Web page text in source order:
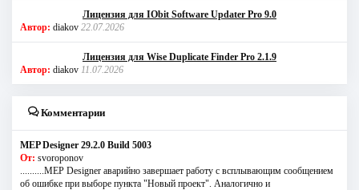
Лицензия для IObit Software Updater Pro 9.0
Автор: diakov 22.07.2026
Лицензия для Wise Duplicate Finder Pro 2.1.9
Автор: diakov 11.07.2026
Комментарии
MEP Designer 29.2.0 Build 5003
От: svoroponov
..........MEP Designer аварийно завершает работу с всплывающим сообщением
об ошибке при выборе пункта "Новый проект". Аналогично и